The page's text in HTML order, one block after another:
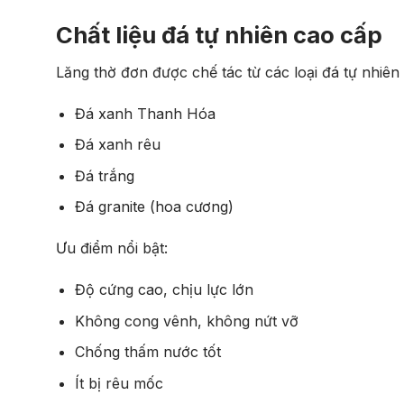
Chất liệu đá tự nhiên cao cấp
Lăng thờ đơn được chế tác từ các loại đá tự nhiên
Đá xanh Thanh Hóa
Đá xanh rêu
Đá trắng
Đá granite (hoa cương)
Ưu điểm nổi bật:
Độ cứng cao, chịu lực lớn
Không cong vênh, không nứt vỡ
Chống thấm nước tốt
Ít bị rêu mốc